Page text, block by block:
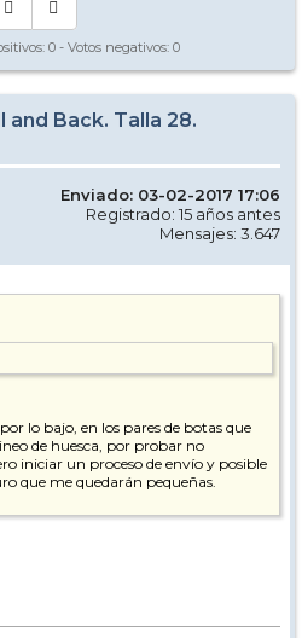
0 - Votos negativos: 0
and Back. Talla 28.
Enviado: 03-02-2017 17:06
Registrado: 15 años antes
Mensajes: 3.647
lo bajo, en los pares de botas que
de huesca, por probar no
iniciar un proceso de envío y posible
que me quedarán pequeñas.